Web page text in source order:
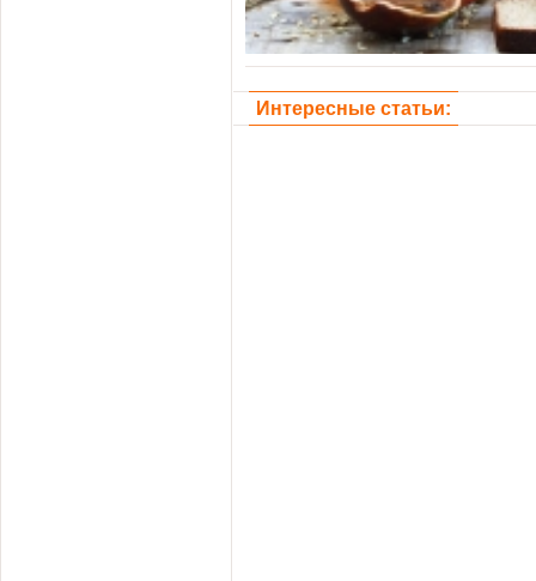
Интересные статьи: